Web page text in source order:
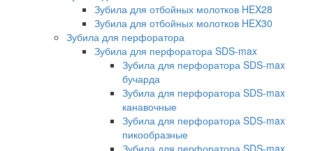
Зубила для отбойных молотков HEX28
Зубила для отбойных молотков HEX30
Зубила для перфоратора
Зубила для перфоратора SDS-max
Зубила для перфоратора SDS-max
бучарда
Зубила для перфоратора SDS-max
канавочные
Зубила для перфоратора SDS-max
пикообразные
Зубила для перфоратора SDS-max